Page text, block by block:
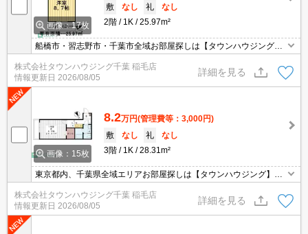
画像：17枚
敷
なし 礼
なし
2階
1K 25.97m²
船橋市・習志野市・千葉市全域お部屋探しは【タウンハウジング津
田沼店】にお任せください！
株式会社タウンハウジング千葉 稲毛店
情報更新日 2026/08/05
詳細を見る
画像：15枚
8.2万円(管理費等：3,000円)
敷
なし 礼
なし
3階
1K 28.31m²
東京都内、千葉県全域エリアお部屋探しは【タウンハウジング】に
お任せください！オンラインでご相談・ご見学・ご契約お手続きも
ご対応可能です。
株式会社タウンハウジング千葉 稲毛店
情報更新日 2026/08/05
詳細を見る